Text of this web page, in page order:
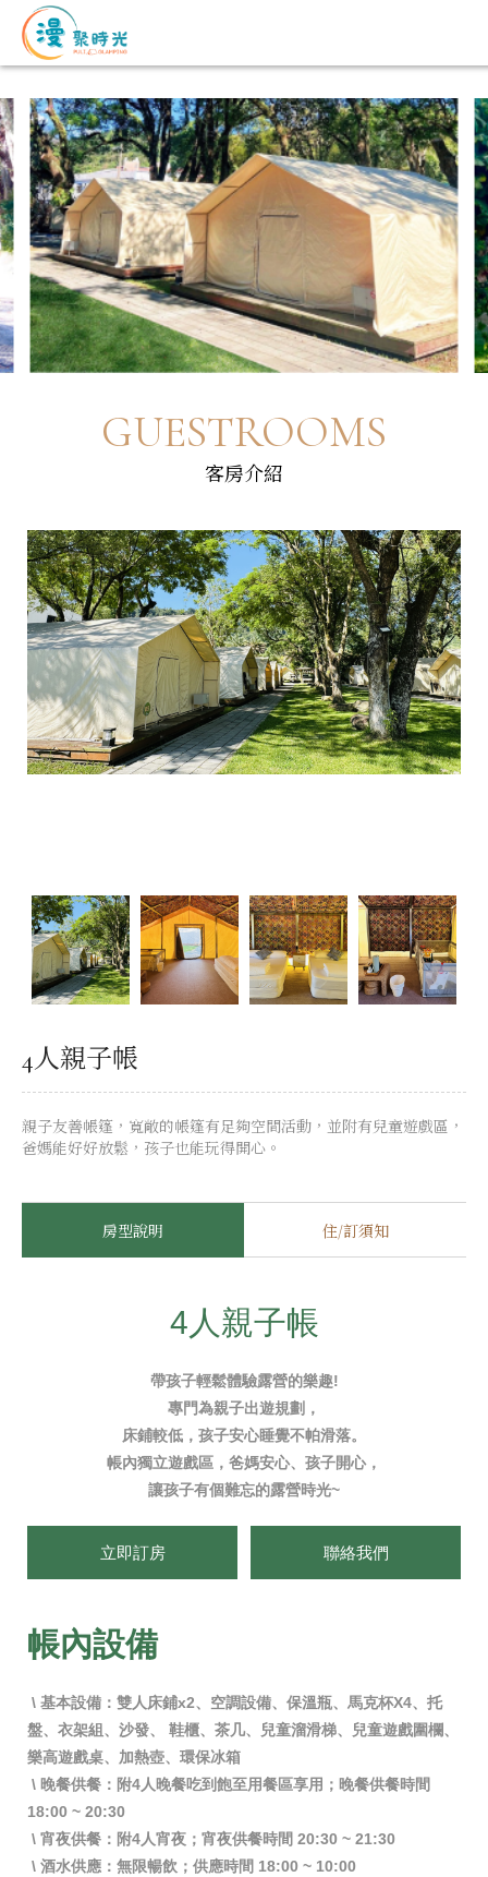
GUESTROOMS
客房介紹
4人親子帳
親子友善帳篷，寬敞的帳篷有足夠空間活動，並附有兒童遊戲區，
爸媽能好好放鬆，孩子也能玩得開心。
房型說明 住/訂須知
4人親子帳
帶孩子輕鬆體驗露營的樂趣!
專門為親子出遊規劃，
床鋪較低，孩子安心睡覺不帕滑落。
帳內獨立遊戲區，爸媽安心、孩子開心，
讓孩子有個難忘的露營時光~
立即訂房 聯絡我們
帳內設備
\ 基本設備：雙人床鋪x2、空調設備、保溫瓶、馬克杯X4、托
盤、衣架組 、沙發、 鞋櫃、茶几、兒童溜滑梯、兒童遊戲圍欄、
樂高遊戲桌、加熱壺、環保冰箱
\ 晚餐供餐：附4人晚餐吃到飽至用餐區享用；晚餐供餐時間
18:00 ~ 20:30
\ 宵夜供餐：附4人宵夜；宵夜供餐時間 20:30 ~ 21:30
\ 酒水供應：無限暢飲；供應時間 18:00 ~ 10:00